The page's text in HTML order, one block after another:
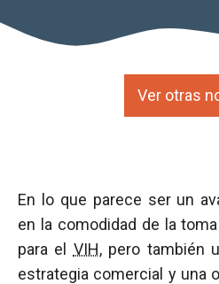
Ver otras
En lo que parece ser un
en la comodidad de la
para el VIH, pero también
estrategia comercial y una